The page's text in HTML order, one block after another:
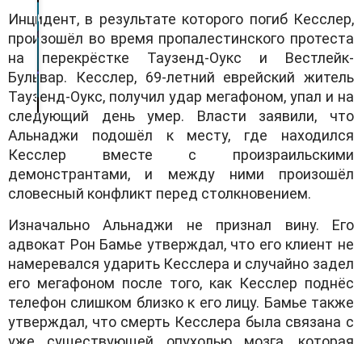
Инцидент, в результате которого погиб Кесслер,
произошёл во время пропалестинского протеста
на перекрёстке Таузенд-Оукс и Вестлейк-
Бульвар. Кесслер, 69-летний еврейский житель
Таузенд-Оукс, получил удар мегафоном, упал и на
следующий день умер. Власти заявили, что
Альнаджи подошёл к месту, где находился
Кесслер вместе с произраильскими
демонстрантами, и между ними произошёл
словесный конфликт перед столкновением.
Изначально Альнаджи не признал вину. Его
адвокат Рон Бамье утверждал, что его клиент не
намеревался ударить Кесслера и случайно задел
его мегафоном после того, как Кесслер поднёс
телефон слишком близко к его лицу. Бамье также
утверждал, что смерть Кесслера была связана с